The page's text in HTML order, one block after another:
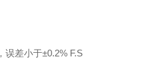
误差小于±0.2% F.S